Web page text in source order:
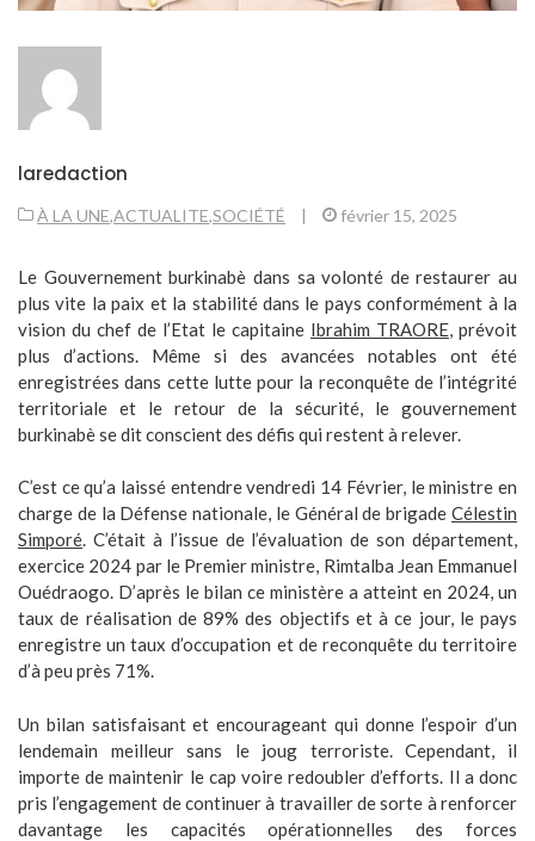
laredaction
À LA UNE,ACTUALITE,SOCIÉTÉ | février 15, 2025
Le Gouvernement burkinabè dans sa volonté de restaurer au
plus vite la paix et la stabilité dans le pays conformément à la
vision du chef de l’Etat le capitaine Ibrahim TRAORE , prévoit
plus d’actions. Même si des avancées notables ont été
enregistrées dans cette lutte pour la reconquête de l’intégrité
territoriale et le retour de la sécurité, le gouvernement
burkinabè se dit conscient des défis qui restent à relever.
C’est ce qu’a laissé entendre vendredi 14 Février, le ministre en
charge de la Défense nationale, le Général de brigade Célestin
Simporé. C’était à l’issue de l’évaluation de son département,
exercice 2024 par le Premier ministre, Rimtalba Jean Emmanuel
Ouédraogo. D’après le bilan ce ministère a atteint en 2024, un
taux de réalisation de 89% des objectifs et à ce jour, le pays
enregistre un taux d’occupation et de reconquête du territoire
d’à peu près 71%.
Un bilan satisfaisant et encourageant qui donne l’espoir d’un
lendemain meilleur sans le joug terroriste. Cependant, il
importe de maintenir le cap voire redoubler d’efforts. Il a donc
pris l’engagement de continuer à travailler de sorte à renforcer
davantage les capacités opérationnelles des forces